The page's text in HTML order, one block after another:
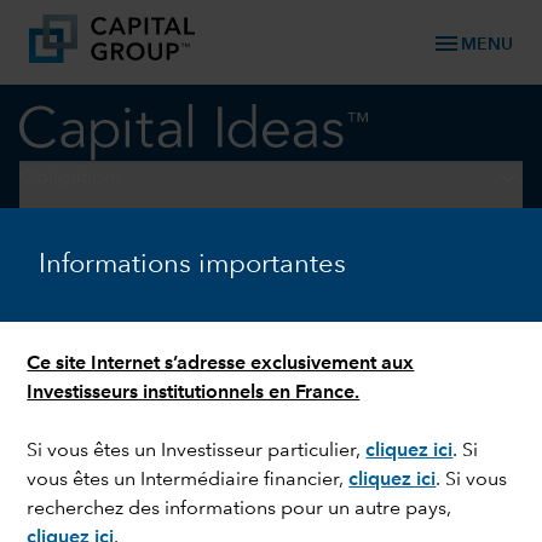
Informations importantes
Ce site Internet s’adresse exclusivement aux
Investisseurs institutionnels en France.
Si vous êtes un Investisseur particulier,cliquez ici. Si
vous êtes un Intermédiaire financier,cliquez ici. Si vous
recherchez des informations pour un autre pays,
cliquez ici.
menu MENU
OBLIGATIONS
Obligations investment
grade : un marché solide en
dépit des apparences